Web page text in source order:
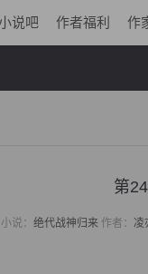
说吧 作者福利 作
第
小说： 绝代战神归来作者： 凌